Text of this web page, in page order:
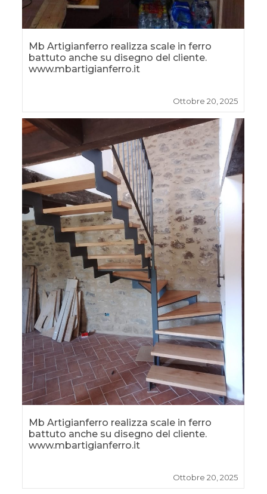
Mb Artigianferro realizza scale in ferro
battuto anche su disegno del cliente.
www.mbartigianferro.it
Ottobre 20, 2025
Mb Artigianferro realizza scale in ferro
battuto anche su disegno del cliente.
www.mbartigianferro.it
Ottobre 20, 2025